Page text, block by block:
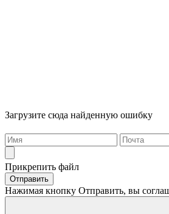
Загрузите сюда найденную ошибку
Прикрепить файл
Отправить
Нажимая кнопку Отправить, вы